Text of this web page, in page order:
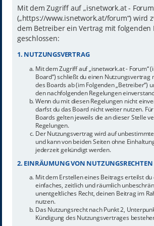
Mit dem Zugriff auf „isnetwork.at -
(„https://www.isnetwork.at/forum“) wird
dem Betreiber ein Vertrag mit folgenden
geschlossen:
1. NUTZUNGSVERTRAG
Mit dem Zugriff auf „isnetwork.at - Forum“
Board“) schließt du einen
des Boards ab (im Folgenden „Betreiber“)
den nachfolgenden Regelungen
Wenn du mit diesen Regelungen nicht
darfst du das Board nicht weiter nutzen.
Boards gelten jeweils die an dieser Stelle
Regelungen.
Der Nutzungsvertrag wird auf
und kann von beiden Seiten ohne
jederzeit gekündigt werden.
2. EINRÄUMUNG VON NUTZUNGSRECHTEN
Mit dem Erstellen eines Beitrags erteilst
einfaches, zeitlich und räumlich
unentgeltliches Recht, deinen Beitrag im
nutzen.
Das Nutzungsrecht nach Punkt 2,
Kündigung des Nutzungsvertrages